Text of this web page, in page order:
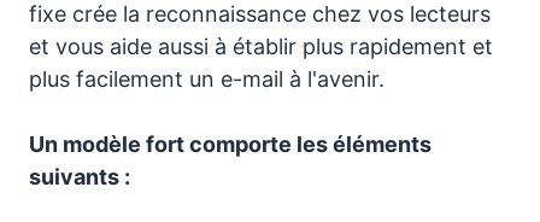
fixe crée la reconnaissance chez vos lecteurs
et vous aide aussi à établir plus rapidement et
plus facilement un e-mail à l'avenir.
Un modèle fort comporte les éléments
suivants :